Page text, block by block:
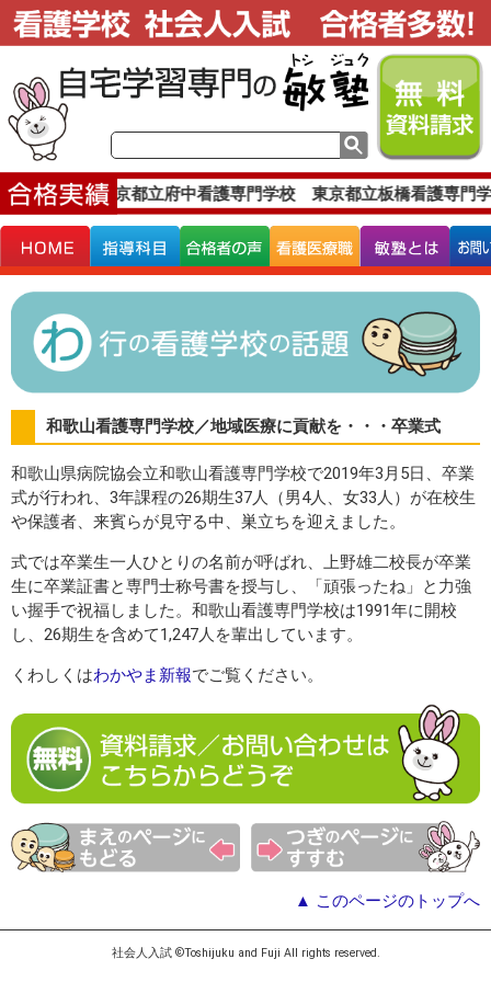
実績です。東京都立府中看護専門学校 東京都立板橋看護専門
和歌山看護専門学校／地域医療に貢献を・・・卒業式
和歌山県病院協会立和歌山看護専門学校で2019年3月5日、卒業
式が行われ、3年課程の26期生37人（男4人、女33人）が在校生
や保護者、来賓らが見守る中、巣立ちを迎えました。
式では卒業生一人ひとりの名前が呼ばれ、上野雄二校長が卒業
生に卒業証書と専門士称号書を授与し、「頑張ったね」と力強
い握手で祝福しました。和歌山看護専門学校は1991年に開校
し、26期生を含めて1,247人を輩出しています。
くわしくはわかやま新報でご覧ください。
▲ このページのトップへ
社会人入試 ©Toshijuku and Fuji All rights reserved.